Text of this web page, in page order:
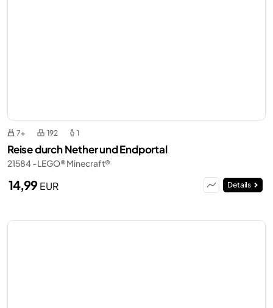
7+ 192 1
Reise durch Nether und Endportal
21584 - LEGO® Minecraft®
14,99EUR Details